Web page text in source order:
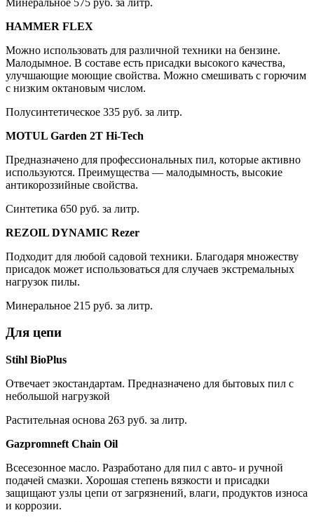
HAMMER FLEX
Можно использовать для различной техники на бензине.
Малодымное. В составе есть присадки высокого качества,
улучшающие моющие свойства. Можно смешивать с горючим
с низким октановым числом.
Полусинтетическое 335 руб. за литр.
MOTUL Garden 2T Hi-Tech
Предназначено для профессиональных пил, которые активно
используются. Преимущества — малодымность, высокие
антикороззийные свойства.
Синтетика 650 руб. за литр.
REZOIL DYNAMIC Rezer
Подходит для любой садовой техники. Благодаря множеству
присадок может использоваться для случаев экстремальных
нагрузок пилы.
Минеральное 215 руб. за литр.
Для цепи
Stihl BioPlus
Отвечает экостандартам. Предназначено для бытовых пил с
небольшой нагрузкой
Растительная основа 263 руб. за литр.
Gazpromneft Chain Oil
Всесезонное масло. Разработано для пил с авто- и ручной
подачей смазки. Хорошая степень вязкости и присадки
защищают узлы цепи от загрязнений, влаги, продуктов износа
и коррозии.